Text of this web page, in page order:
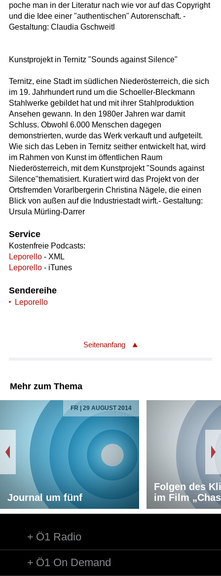
poche man in der Literatur nach wie vor auf das Copyright
und die Idee einer "authentischen" Autorenschaft. -
Gestaltung: Claudia Gschweitl
Kunstprojekt in Ternitz "Sounds against Silence"
Ternitz, eine Stadt im südlichen Niederösterreich, die sich
im 19. Jahrhundert rund um die Schoeller-Bleckmann
Stahlwerke gebildet hat und mit ihrer Stahlproduktion
Ansehen gewann. In den 1980er Jahren war damit
Schluss. Obwohl 6.000 Menschen dagegen
demonstrierten, wurde das Werk verkauft und aufgeteilt.
Wie sich das Leben in Ternitz seither entwickelt hat, wird
im Rahmen von Kunst im öffentlichen Raum
Niederösterreich, mit dem Kunstprojekt "Sounds against
Silence"thematisiert. Kuratiert wird das Projekt von der
Ortsfremden Vorarlbergerin Christina Nägele, die einen
Blick von außen auf die Industriestadt wirft.- Gestaltung:
Ursula Mürling-Darrer
Service
Kostenfreie Podcasts:
Leporello- XML
Leporello- iTunes
Sendereihe
Leporello
Seitenanfang
Mehr zum Thema
FR | 29 AUGUST 2014
Journal um fünf
Folgen des
im Film
Ö1 Radio
Ö1 On Demand